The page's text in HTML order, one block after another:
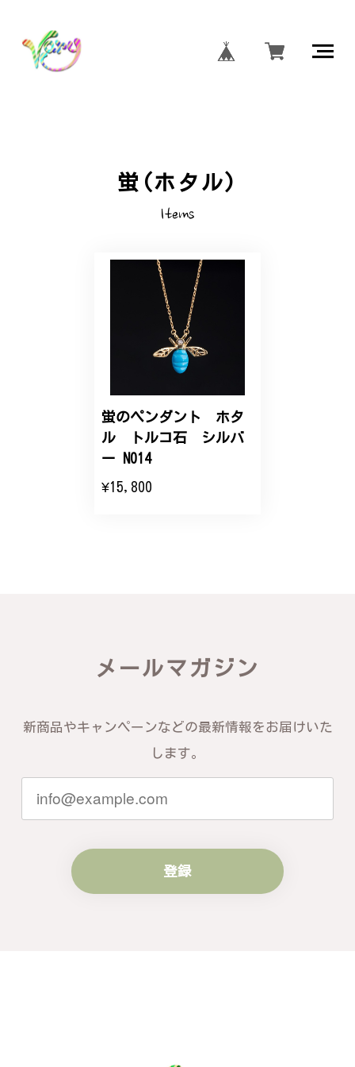
蛍(ホタル)
Items
蛍のペンダント ホタ
ル トルコ石 シルバ
ー N014
¥15,800
メールマガジン
新商品やキャンペーンなどの最新情報をお届けいた
します。
登録